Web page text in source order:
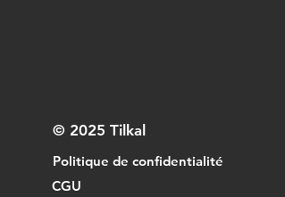
© 2025 Tilkal
Politique de confidentialité
CGU